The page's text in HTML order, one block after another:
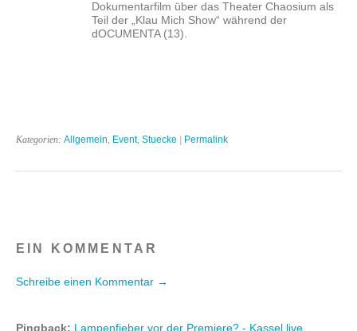
Dokumentarfilm über das Theater Chaosium als
Teil der „Klau Mich Show“ während der
dOCUMENTA (13).
Kategorien: Allgemein, Event, Stuecke Permalink
EIN KOMMENTAR
Schreibe einen Kommentar →
Pingback: Lampenfieber vor der Premiere? - Kassel live